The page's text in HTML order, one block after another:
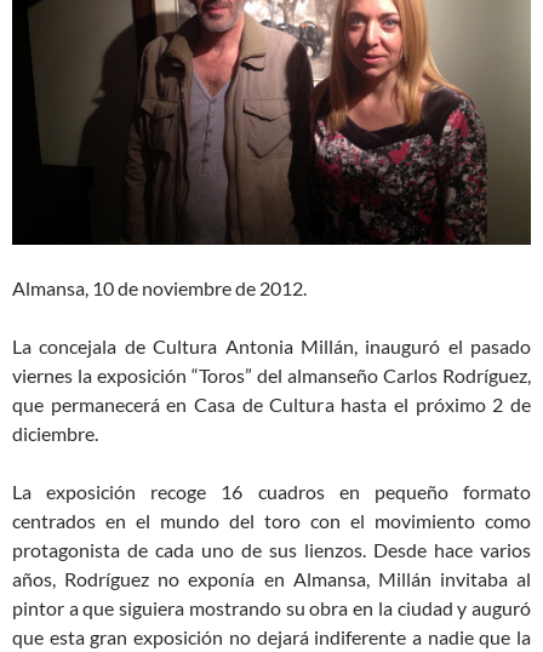
Almansa, 10 de noviembre de 2012.
La concejala de Cultura Antonia Millán, inauguró el pasado
viernes la exposición “Toros” del almanseño Carlos Rodríguez,
que permanecerá en Casa de Cultura hasta el próximo 2 de
diciembre.
La exposición recoge 16 cuadros en pequeño formato
centrados en el mundo del toro con el movimiento como
protagonista de cada uno de sus lienzos. Desde hace varios
años, Rodríguez no exponía en Almansa, Millán invitaba al
pintor a que siguiera mostrando su obra en la ciudad y auguró
que esta gran exposición no dejará indiferente a nadie que la